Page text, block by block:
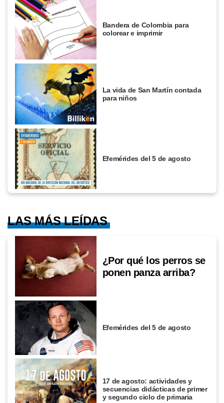
Bandera de Colombia para
colorear e imprimir
La vida de San Martín contada
para niños
Efemérides del 5 de agosto
LAS MÁS LEÍDAS
¿Por qué los perros se
ponen panza arriba?
Efemérides del 5 de agosto
17 de agosto: actividades y
secuencias didácticas de primer
y segundo ciclo de primaria